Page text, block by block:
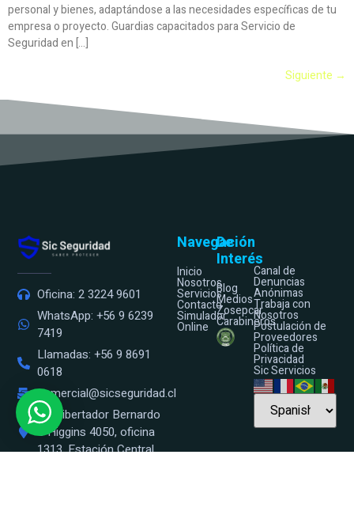
personal y bienes, adaptándose a las necesidades específicas de tu
empresa o proyecto. Guardias capacitados para Servicio de
Seguridad en […]
Siguiente →
Oficina: 2 3224 9601
WhatsApp: +56 9 6239
7419
Llamadas: +56 9 8691
0618
comercial@sicseguridad.cl
Av. Libertador Bernardo
O’Higgins 4050, oficina
1313, Estación Central.
Navegación
Inicio
Nosotros
Servicios
Contacto
Simulador
Online
De
Interés
Blog
Medios
Zosepcar
Carabineros
Canal de
Denuncias
Anónimas
Trabaja con
Nosotros
Postulación de
Proveedores
Política de
Privacidad
Sic Servicios